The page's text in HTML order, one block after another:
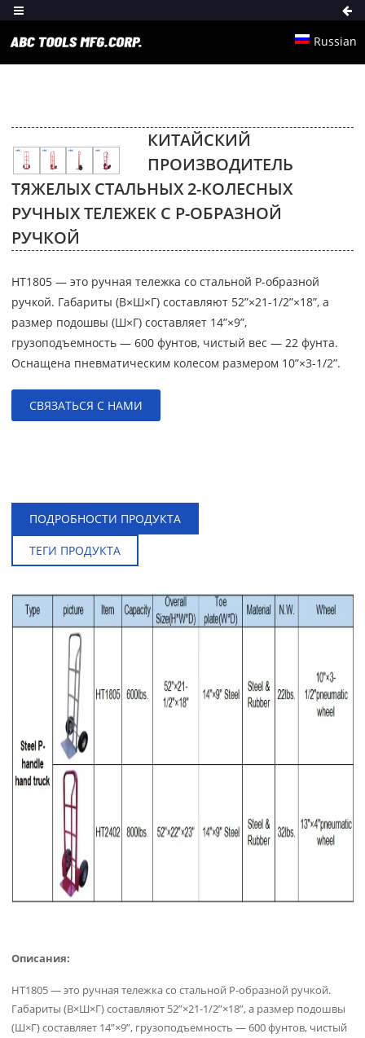
Russian
КИТАЙСКИЙ
ПРОИЗВОДИТЕЛЬ
ТЯЖЕЛЫХ СТАЛЬНЫХ 2-КОЛЕСНЫХ
РУЧНЫХ ТЕЛЕЖЕК С P-ОБРАЗНОЙ
РУЧКОЙ
HT1805 — это ручная тележка со стальной P-образной
ручкой. Габариты (В×Ш×Г) составляют 52”×21-1/2”×18”, а
размер подошвы (Ш×Г) составляет 14”×9”,
грузоподъемность — 600 фунтов, чистый вес — 22 фунта.
Оснащена пневматическим колесом размером 10”×3-1/2”.
СВЯЗАТЬСЯ С НАМИ
ПОДРОБНОСТИ ПРОДУКТА
ТЕГИ ПРОДУКТА
Описания:
HT1805 — это ручная тележка со стальной P-образной ручкой.
Габариты (В×Ш×Г) составляют 52”×21-1/2”×18”, а размер подошвы
(Ш×Г) составляет 14”×9”, грузоподъемность — 600 фунтов, чистый